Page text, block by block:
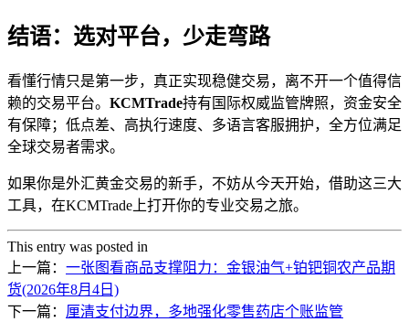
结语：选对平台，少走弯路
看懂行情只是第一步，真正实现稳健交易，离不开一个值得信
赖的交易平台。 KCMTrade持有国际权威监管牌照，资金安全
有保障；低点差、高执行速度、多语言客服拥护，全方位满足
全球交易者需求。
如果你是外汇黄金交易的新手，不妨从今天开始，借助这三大
工具，在KCMTrade上打开你的专业交易之旅。
This entry was posted in
上一篇： 一张图看商品支撑阻力：金银油气+铂钯铜农产品期
货(2026年8月4日)
下一篇： 厘清支付边界，多地强化零售药店个账监管